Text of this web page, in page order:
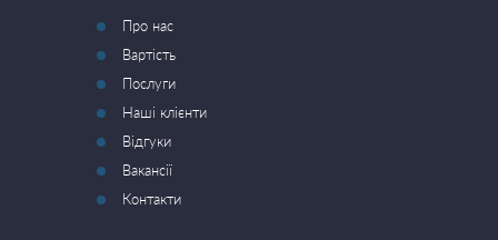
Про нас
Вартість
Послуги
Наші клієнти
Відгуки
Вакансії
Контакти